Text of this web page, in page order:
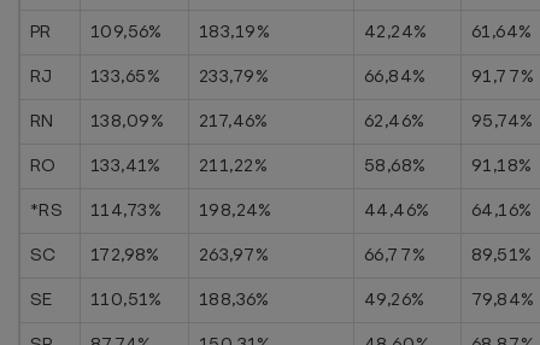
PR
109,56% 183,19% 42,24%
61,64%
RJ
133,65% 233,79% 66,84%
91,77%
RN
138,09% 217,46% 62,46%
95,74%
RO
133,41% 211,22% 58,68%
91,18%
*RS
114,73% 198,24% 44,46%
64,16%
SC
172,98% 263,97% 66,77%
89,51%
SE
110,51% 188,36% 49,26%
79,84%